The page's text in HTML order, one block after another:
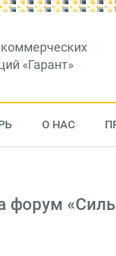
«Гарант»
О НАС
форум